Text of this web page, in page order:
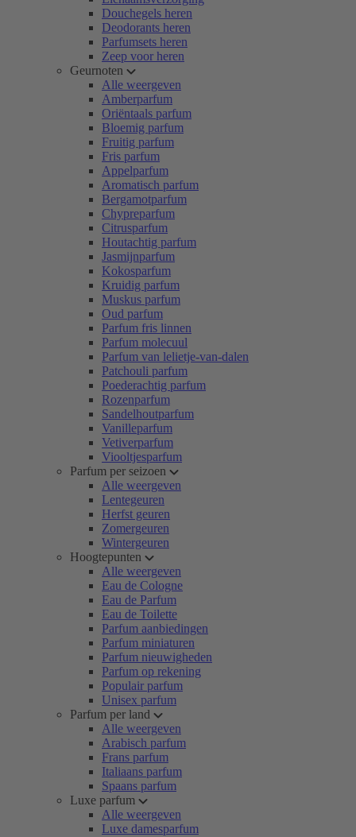
Douchegels heren
Deodorants heren
Parfumsets heren
Zeep voor heren
Geurnoten
Alle weergeven
Amberparfum
Oriëntaals parfum
Bloemig parfum
Fruitig parfum
Fris parfum
Appelparfum
Aromatisch parfum
Bergamotparfum
Chypreparfum
Citrusparfum
Houtachtig parfum
Jasmijnparfum
Kokosparfum
Kruidig parfum
Muskus parfum
Oud parfum
Parfum fris linnen
Parfum molecuul
Parfum van lelietje-van-dalen
Patchouli parfum
Poederachtig parfum
Rozenparfum
Sandelhoutparfum
Vanilleparfum
Vetiverparfum
Viooltjesparfum
Parfum per seizoen
Alle weergeven
Lentegeuren
Herfst geuren
Zomergeuren
Wintergeuren
Hoogtepunten
Alle weergeven
Eau de Cologne
Eau de Parfum
Eau de Toilette
Parfum aanbiedingen
Parfum miniaturen
Parfum nieuwigheden
Parfum op rekening
Populair parfum
Unisex parfum
Parfum per land
Alle weergeven
Arabisch parfum
Frans parfum
Italiaans parfum
Spaans parfum
Luxe parfum
Alle weergeven
Luxe damesparfum